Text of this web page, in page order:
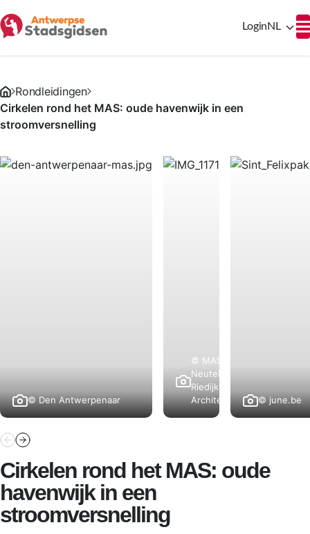
LoginNL
Rondleidingen
Cirkelen rond het MAS: oude havenwijk in een
stroomversnelling
© Den Antwerpenaar
© MAS |
Neutelings
Riedijk
Architects
© june.be
Cirkelen rond het MAS: oude
havenwijk in een
stroomversnelling